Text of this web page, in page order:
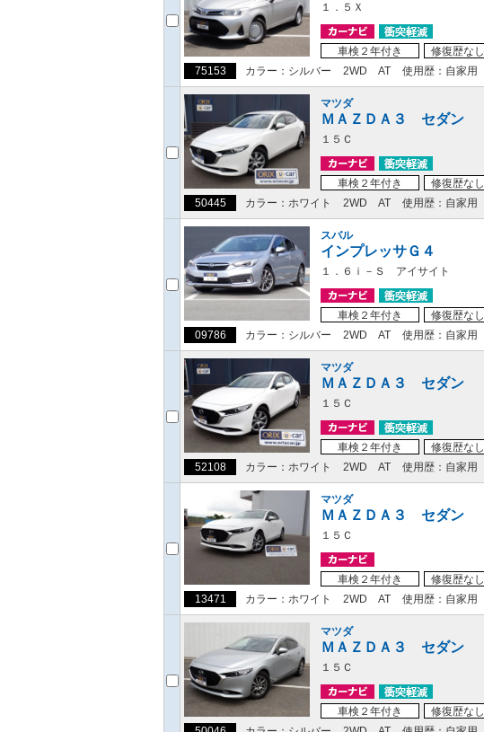
１．５Ｘ
車検２年付き
修復歴なし
75153
カラー：シルバー 2WD AT 使用歴：自家用
マツダ
ＭＡＺＤＡ３ セダン
１５Ｃ
車検２年付き
修復歴なし
50445
カラー：ホワイト 2WD AT 使用歴：自家用
スバル
インプレッサＧ４
１．６ｉ－Ｓ アイサイト
車検２年付き
修復歴なし
09786
カラー：シルバー 2WD AT 使用歴：自家用
マツダ
ＭＡＺＤＡ３ セダン
１５Ｃ
車検２年付き
修復歴なし
52108
カラー：ホワイト 2WD AT 使用歴：自家用
マツダ
ＭＡＺＤＡ３ セダン
１５Ｃ
車検２年付き
修復歴なし
13471
カラー：ホワイト 2WD AT 使用歴：自家用
マツダ
ＭＡＺＤＡ３ セダン
１５Ｃ
車検２年付き
修復歴なし